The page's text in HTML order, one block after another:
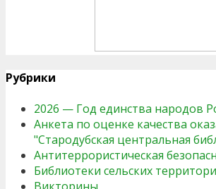
Рубрики
2026 — Год единства народов
Анкета по оценке качества
"Стародубская центральная
Антитеррористическая
Библиотеки сельских